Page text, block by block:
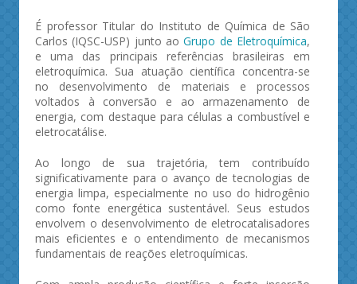
É professor Titular do Instituto de Química de São
Carlos (IQSC-USP) junto aoGrupo de Eletroquímica,
e uma das principais referências brasileiras em
eletroquímica. Sua atuação científica concentra-se
no desenvolvimento de materiais e processos
voltados à conversão e ao armazenamento de
energia, com destaque para células a combustível e
eletrocatálise.
Ao longo de sua trajetória, tem contribuído
significativamente para o avanço de tecnologias de
energia limpa, especialmente no uso do hidrogênio
como fonte energética sustentável. Seus estudos
envolvem o desenvolvimento de eletrocatalisadores
mais eficientes e o entendimento de mecanismos
fundamentais de reações eletroquímicas.